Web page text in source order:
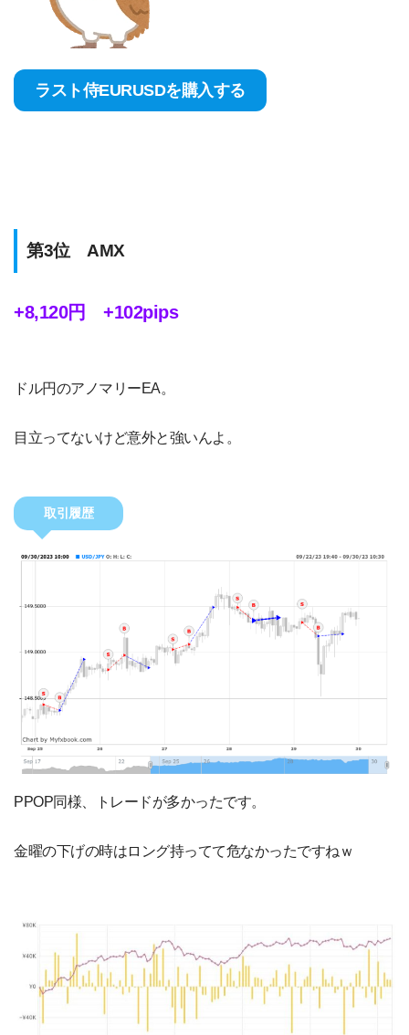
ラスト侍EURUSDを購入する
第3位 AMX
+8,120円 +102pips
ドル円のアノマリーEA。
目立ってないけど意外と強いんよ。
取引履歴
PPOP同様、トレードが多かったです。
金曜の下げの時はロング持ってて危なかったですねｗ